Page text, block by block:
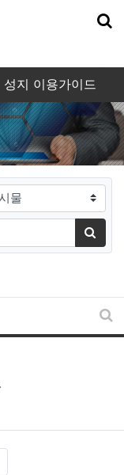
성지 이용가이드
검색
새